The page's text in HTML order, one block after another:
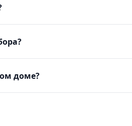
доме?